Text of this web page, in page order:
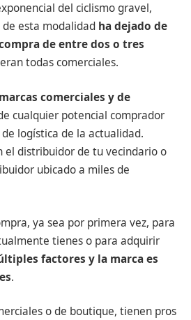
del ciclismo gravel,
esta modalidad ha dejado de
de entre dos o tres
todas comerciales.
comerciales y de
cualquier potencial comprador
logística de la actualidad.
el distribuidor de tu vecindario o
ubicado a miles de
ya sea por primera vez, para
tienes o para adquirir
factores y la marca es
.
o de boutique, tienen pros